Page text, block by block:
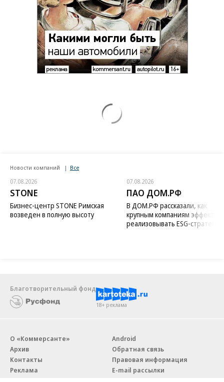
Новости компаний Все
07.08.2026
STONE
Бизнес-центр STONE Римская
возведен в полную высоту
07.08.2026
ПАО ДОМ.РФ
В ДОМ.РФ рассказали, как
крупным компаниям
реализовывать ESG-стратегию
Благотворительный фонд
18+ реклама
О «Коммерсанте»
Архив
Контакты
Реклама
Android
Обратная связь
Правовая информация
E-mail рассылки